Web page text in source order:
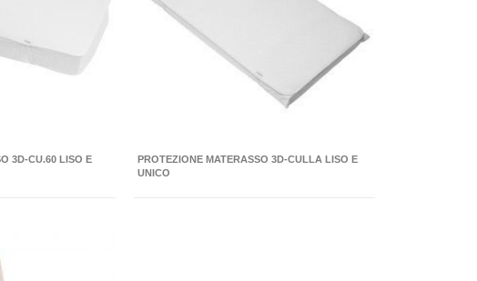
3D-CU.60 LISO E
PROTEZIONE MATERASSO 3D-CULLA LISO E
UNICO